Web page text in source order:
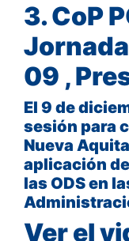
3. CoP
09 ,
El 9 de
sesión para
Nueva
aplicación
las ODS en
Ver el